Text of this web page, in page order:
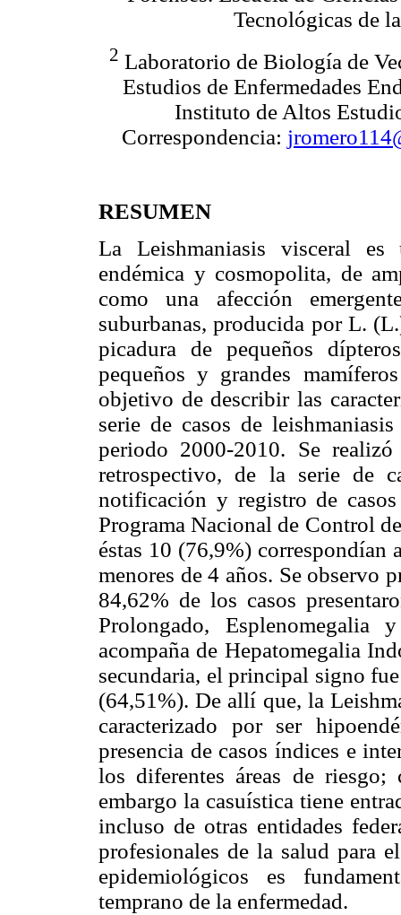
Tecnológicas de
2 Laboratorio de Biología de
Estudios de Enfermedades
Instituto de Altos
Correspondencia:
RESUMEN
La Leishmaniasis visceral es
endémica y cosmopolita, de
como una afección
suburbanas, producida por L.
picadura de pequeños
pequeños y grandes
objetivo de describir las
serie de casos de
periodo 2000-2010. Se
retrospectivo, de la serie de
notificación y registro de
Programa Nacional de Control
éstas 10 (76,9%) correspondían
menores de 4 años. Se observo
84,62% de los casos
Prolongado,
acompaña de Hepatomegalia
secundaria, el principal signo
(64,51%). De allí que, la
caracterizado por ser
presencia de casos índices e
los diferentes áreas de
embargo la casuística tiene
incluso de otras entidades
profesionales de la salud para
epidemiológicos es
temprano de la enfermedad.